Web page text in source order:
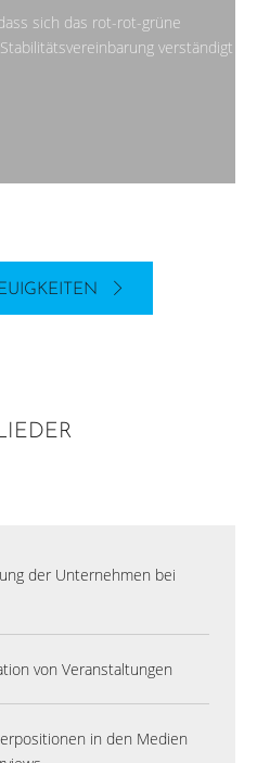
sich das rot-rot-grüne
verständigt
der Unternehmen bei
von Veranstaltungen
in den Medien